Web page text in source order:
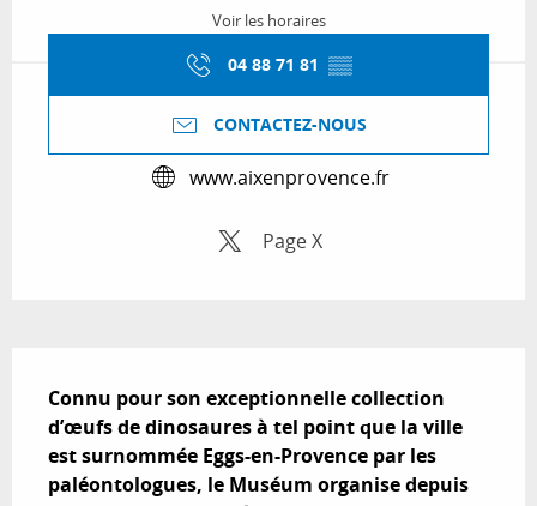
Voir les horaires
04 88 71 81 ▒▒
CONTACTEZ-NOUS
www.aixenprovence.fr
Page X
Connu pour son exceptionnelle collection
d’œufs de dinosaures à tel point que la ville
est surnommée Eggs-en-Provence par les
paléontologues, le Muséum organise depuis